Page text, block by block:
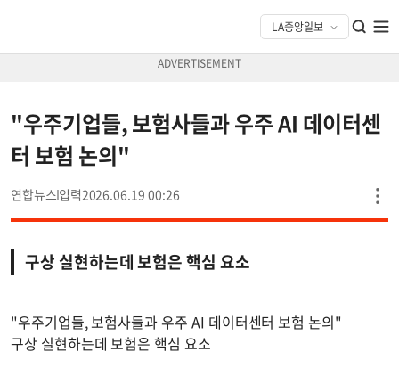
"우주기업들, 보험사들과 우주 AI 데이터센
터 보험 논의"
연합뉴스 2026.06.19 00:26
구상 실현하는데 보험은 핵심 요소
"우주기업들, 보험사들과 우주 AI 데이터센터 보험 논의"
구상 실현하는데 보험은 핵심 요소